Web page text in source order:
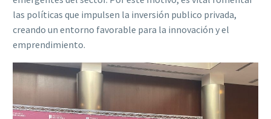
las políticas que impulsen la inversión publico privada,
creando un entorno favorable para la innovación y el
emprendimiento.